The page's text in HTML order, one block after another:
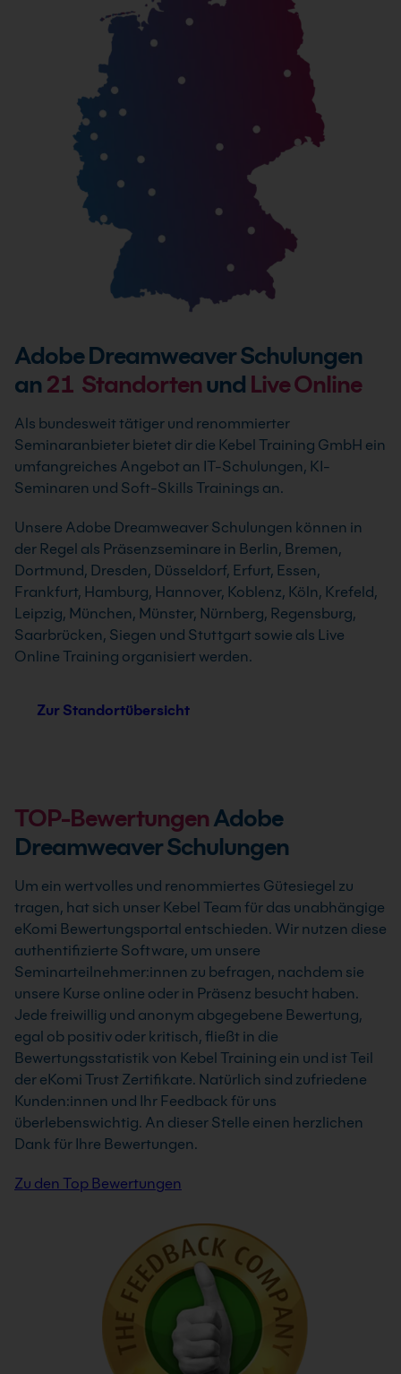
Adobe Dreamweaver Schulungen
an 21 Standortenund Live Online
Als bundesweit tätiger und renommierter
Seminaranbieter bietet dir die Kebel Training GmbH ein
umfangreiches Angebot an IT-Schulungen, KI-
Seminaren und Soft-Skills Trainings an.
Unsere Adobe Dreamweaver Schulungen können in
der Regel als Präsenzseminare in Berlin, Bremen,
Dortmund, Dresden, Düsseldorf, Erfurt, Essen,
Frankfurt, Hamburg, Hannover, Koblenz, Köln, Krefeld,
Leipzig, München, Münster, Nürnberg, Regensburg,
Saarbrücken, Siegen und Stuttgart sowie als Live
Online Training organisiert werden.
Zur Standortübersicht
TOP-BewertungenAdobe
Dreamweaver Schulungen
Um ein wertvolles und renommiertes Gütesiegel zu
tragen, hat sich unser Kebel Team für das unabhängige
eKomi Bewertungsportal entschieden. Wir nutzen diese
authentifizierte Software, um unsere
Seminarteilnehmer:innen zu befragen, nachdem sie
unsere Kurse online oder in Präsenz besucht haben.
Jede freiwillig und anonym abgegebene Bewertung,
egal ob positiv oder kritisch, fließt in die
Bewertungsstatistik von Kebel Training ein und ist Teil
der eKomi Trust Zertifikate. Natürlich sind zufriedene
Kunden:innen und Ihr Feedback für uns
überlebenswichtig. An dieser Stelle einen herzlichen
Dank für Ihre Bewertungen.
Zu den Top Bewertungen